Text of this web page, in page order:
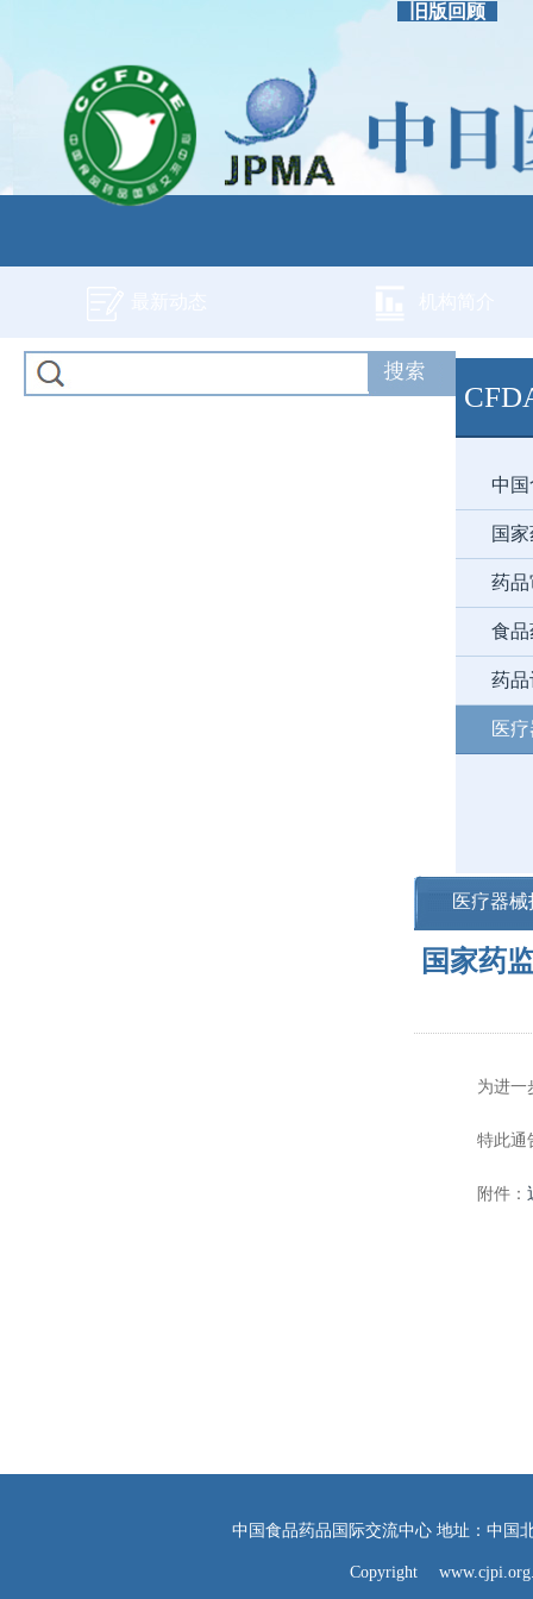
旧版回顾
中
国
药
食
药
医
医疗器
国家药
为进一步
特此通
附件：
中国食品药品国际交流中心 地址：中国
Copyright